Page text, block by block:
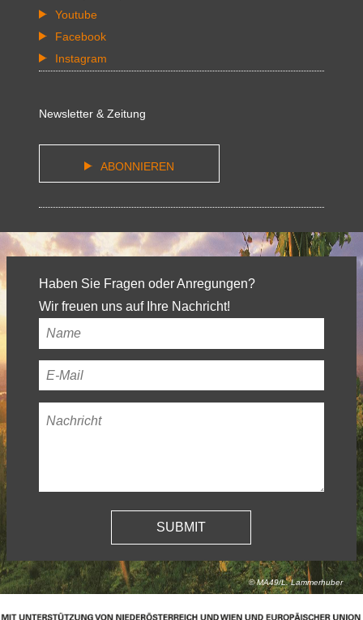
Youtube
Facebook
Instagram
Newsletter & Zeitung
ABONNIEREN
Haben Sie Fragen oder Anregungen?
Wir freuen uns auf Ihre Nachricht!
Ihr
Name*
Ihre
E-
Mail-
Nachricht*
© MA49/L. Lammerhuber